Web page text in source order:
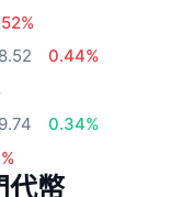
0.44%
0.34%
代幣